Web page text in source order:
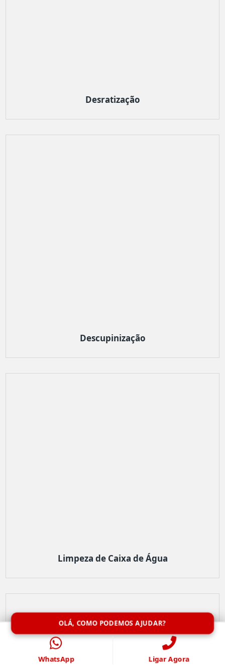
Desratização
Descupinização
Limpeza de Caixa de Água
OLÁ, COMO PODEMOS AJUDAR?
WhatsApp Ligar Agora